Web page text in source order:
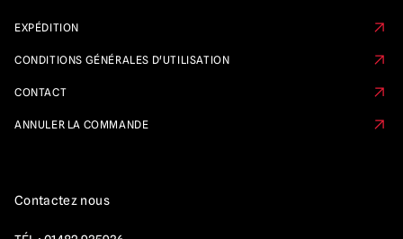
EXPÉDITION
CONDITIONS GÉNÉRALES D'UTILISATION
CONTACT
ANNULER LA COMMANDE
Contactez nous